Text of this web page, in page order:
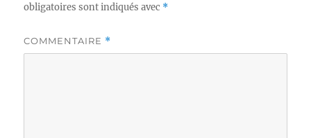
obligatoires sont indiqués avec *
COMMENTAIRE *